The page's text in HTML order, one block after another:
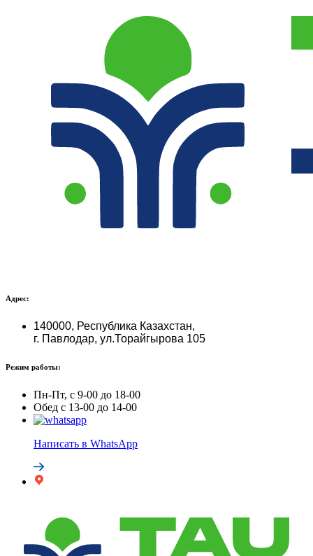
Адрес:
140000, Республика Казахстан,
г. Павлодар, ул.Торайгырова 105
Режим работы:
Пн-Пт, с 9-00 до 18-00
Обед с 13-00 до 14-00
Написать в WhatsApp